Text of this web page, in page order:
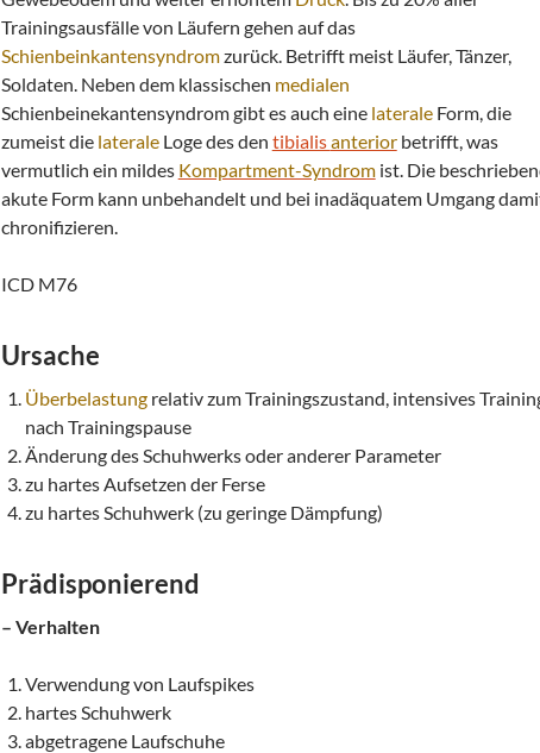
Trainingsausfälle von Läufern gehen auf das
Schienbeinkantensyndromzurück. Betrifft meist Läufer, Tänzer,
Soldaten. Neben dem klassischen medialen
Schienbeinekantensyndrom gibt es auch eine lateraleForm, die
zumeist die lateraleLoge des den tibialisanteriorbetrifft, was
vermutlich ein mildes Kompartment-Syndromist. Die
akute Form kann unbehandelt und bei inadäquatem Umgang
chronifizieren.
ICD M76
Ursache
Überbelastungrelativ zum Trainingszustand, intensives
nach Trainingspause
Änderung des Schuhwerks oder anderer Parameter
zu hartes Aufsetzen der Ferse
zu hartes Schuhwerk (zu geringe Dämpfung)
Prädisponierend
– Verhalten
Verwendung von Laufspikes
hartes Schuhwerk
abgetragene Laufschuhe